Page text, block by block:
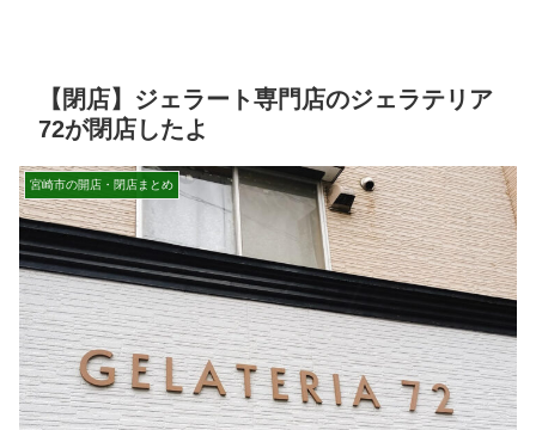
【閉店】ジェラート専門店のジェラテリア
72が閉店したよ
宮崎市の開店・閉店まとめ